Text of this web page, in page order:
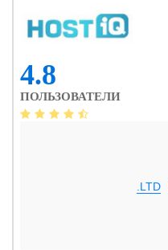
4.8
ПОЛЬЗОВАТЕЛИ
.LTD